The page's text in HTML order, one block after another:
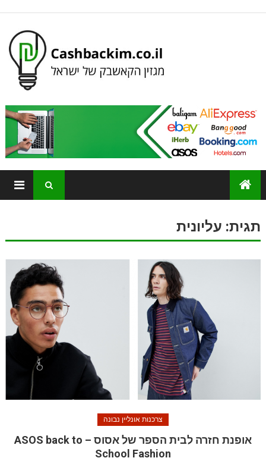
תגית: עליונית
צרכנות אונליין נבונה
אופנת חזרה לבית הספר של אסוס – ASOS back to
School Fashion